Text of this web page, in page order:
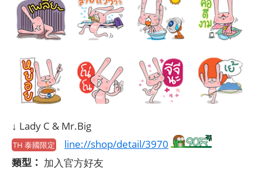
↓ Lady C & Mr.Big
TH 泰國限定 line://shop/detail/3970
類型： 加入官方好友